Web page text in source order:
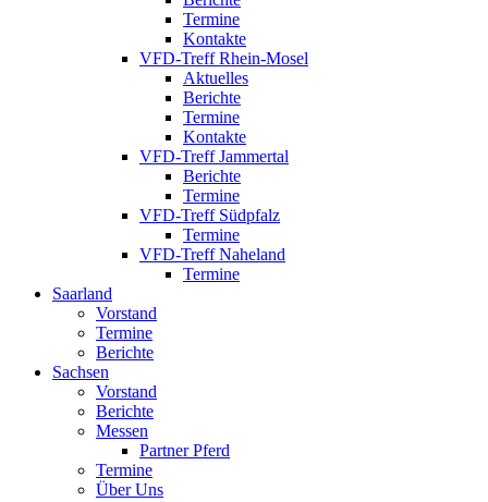
Termine
Kontakte
VFD-Treff Rhein-Mosel
Aktuelles
Berichte
Termine
Kontakte
VFD-Treff Jammertal
Berichte
Termine
VFD-Treff Südpfalz
Termine
VFD-Treff Naheland
Termine
Saarland
Vorstand
Termine
Berichte
Sachsen
Vorstand
Berichte
Messen
Partner Pferd
Termine
Über Uns